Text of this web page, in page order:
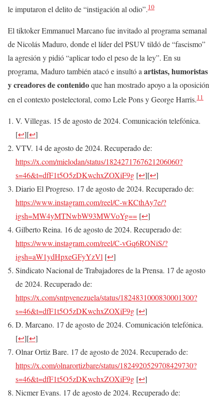
le imputaron el delito de “instigación al odio”.10
El tiktoker Emmanuel Marcano fue invitado al programa semanal
de Nicolás Maduro, donde el líder del PSUV tildó de “fascismo”
la agresión y pidió “aplicar todo el peso de la ley”. En su
programa, Maduro también atacó e insultó a artistas, humoristas
y creadores de contenidoque han mostrado apoyo a la oposición
en el contexto postelectoral, como Lele Pons y George Harris.11
V. Villegas. 15 de agosto de 2024. Comunicación telefónica.
[↩][↩]
VTV. 14 de agosto de 2024. Recuperado de:
https://x.com/mielodan/status/1824271767621206060?
s=46&t=dfF1t5O5zDKwchxZOXiF9g [↩][↩]
Diario El Progreso. 17 de agosto de 2024. Recuperado de:
https://www.instagram.com/reel/C-wKCthAy7e/?
igsh=MW4yMTNwbW93MWVoYg== [↩]
Gilberto Reina. 16 de agosto de 2024. Recuperado de:
https://www.instagram.com/reel/C-vGq6RONiS/?
igsh=aW1ydHpxeGFyYzVl [↩]
Sindicato Nacional de Trabajadores de la Prensa. 17 de agosto
de 2024. Recuperado de:
https://x.com/sntpvenezuela/status/1824831000830001300?
s=46&t=dfF1t5O5zDKwchxZOXiF9g [↩]
D. Marcano. 17 de agosto de 2024. Comunicación telefónica.
[↩][↩]
Olnar Ortiz Bare. 17 de agosto de 2024. Recuperado de:
https://x.com/olnarortizbare/status/1824920529708429730?
s=46&t=dfF1t5O5zDKwchxZOXiF9g [↩]
Nicmer Evans. 17 de agosto de 2024. Recuperado de: